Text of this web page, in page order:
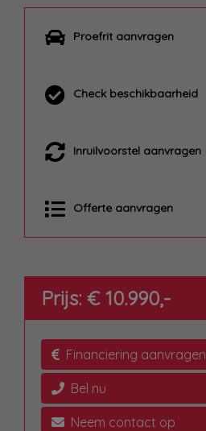
Proefrit aanvragen
Check beschikbaarheid
Inruilvoorstel aanvragen
Offerte aanvragen
Prijs: € 10.990,-
Financiering aanvragen
Bel nu
Neem contact op